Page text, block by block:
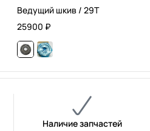
Ведущий шкив / 29T
25900 ₽
Наличие запчастей